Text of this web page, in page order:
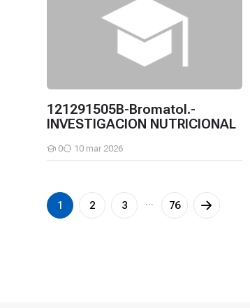
121291505B-Bromatol.-
INVESTIGACION NUTRICIONAL
0
Estudiantes
10 mar 2026
1 2 3 ··· 76